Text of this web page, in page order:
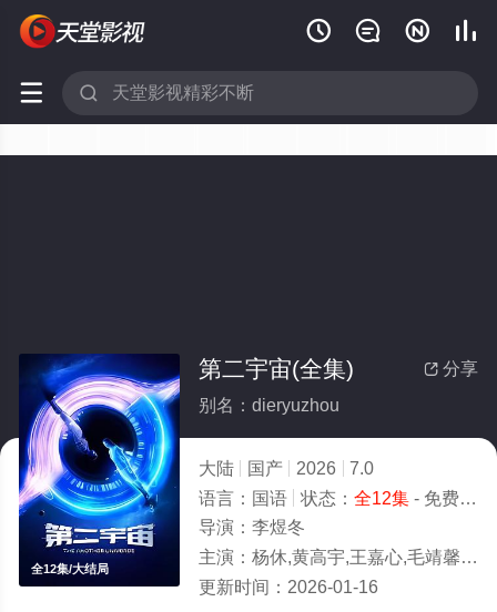
   
 
全12集/大结局
 分享
第二宇宙(全集)
别名：dieryuzhou
大陆 国产 2026
7.0
语言： 国语 状态： 全12集- 免费在线观看
导演： 李煜冬
主演： 杨休,黄高宇,王嘉心,毛靖馨,杜昊东,柏智杰
更新时间： 2026-01-16